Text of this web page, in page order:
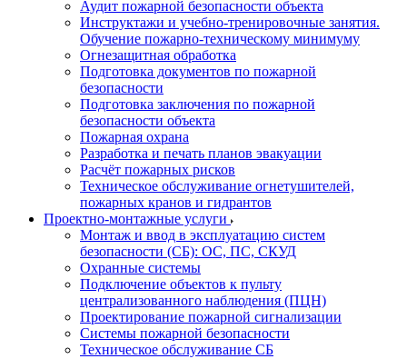
Аудит пожарной безопасности объекта
Инструктажи и учебно-тренировочные занятия.
Обучение пожарно-техническому минимуму
Огнезащитная обработка
Подготовка документов по пожарной
безопасности
Подготовка заключения по пожарной
безопасности объекта
Пожарная охрана
Разработка и печать планов эвакуации
Расчёт пожарных рисков
Техническое обслуживание огнетушителей,
пожарных кранов и гидрантов
Проектно-монтажные услуги
Монтаж и ввод в эксплуатацию систем
безопасности (СБ): ОС, ПС, СКУД
Охранные системы
Подключение объектов к пульту
централизованного наблюдения (ПЦН)
Проектирование пожарной сигнализации
Системы пожарной безопасности
Техническое обслуживание СБ